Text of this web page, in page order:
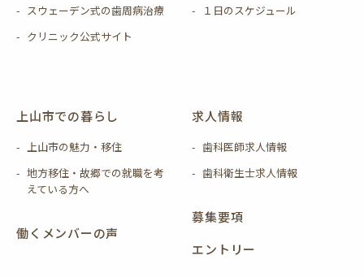
スウェーデン式の歯周病治療
クリニック公式サイト
１日のスケジュール
上山市での暮らし
上山市の魅力・移住
地方移住・故郷での就職を考
えている方へ
働くメンバーの声
求人情報
歯科医師求人情報
歯科衛生士求人情報
募集要項
エントリー